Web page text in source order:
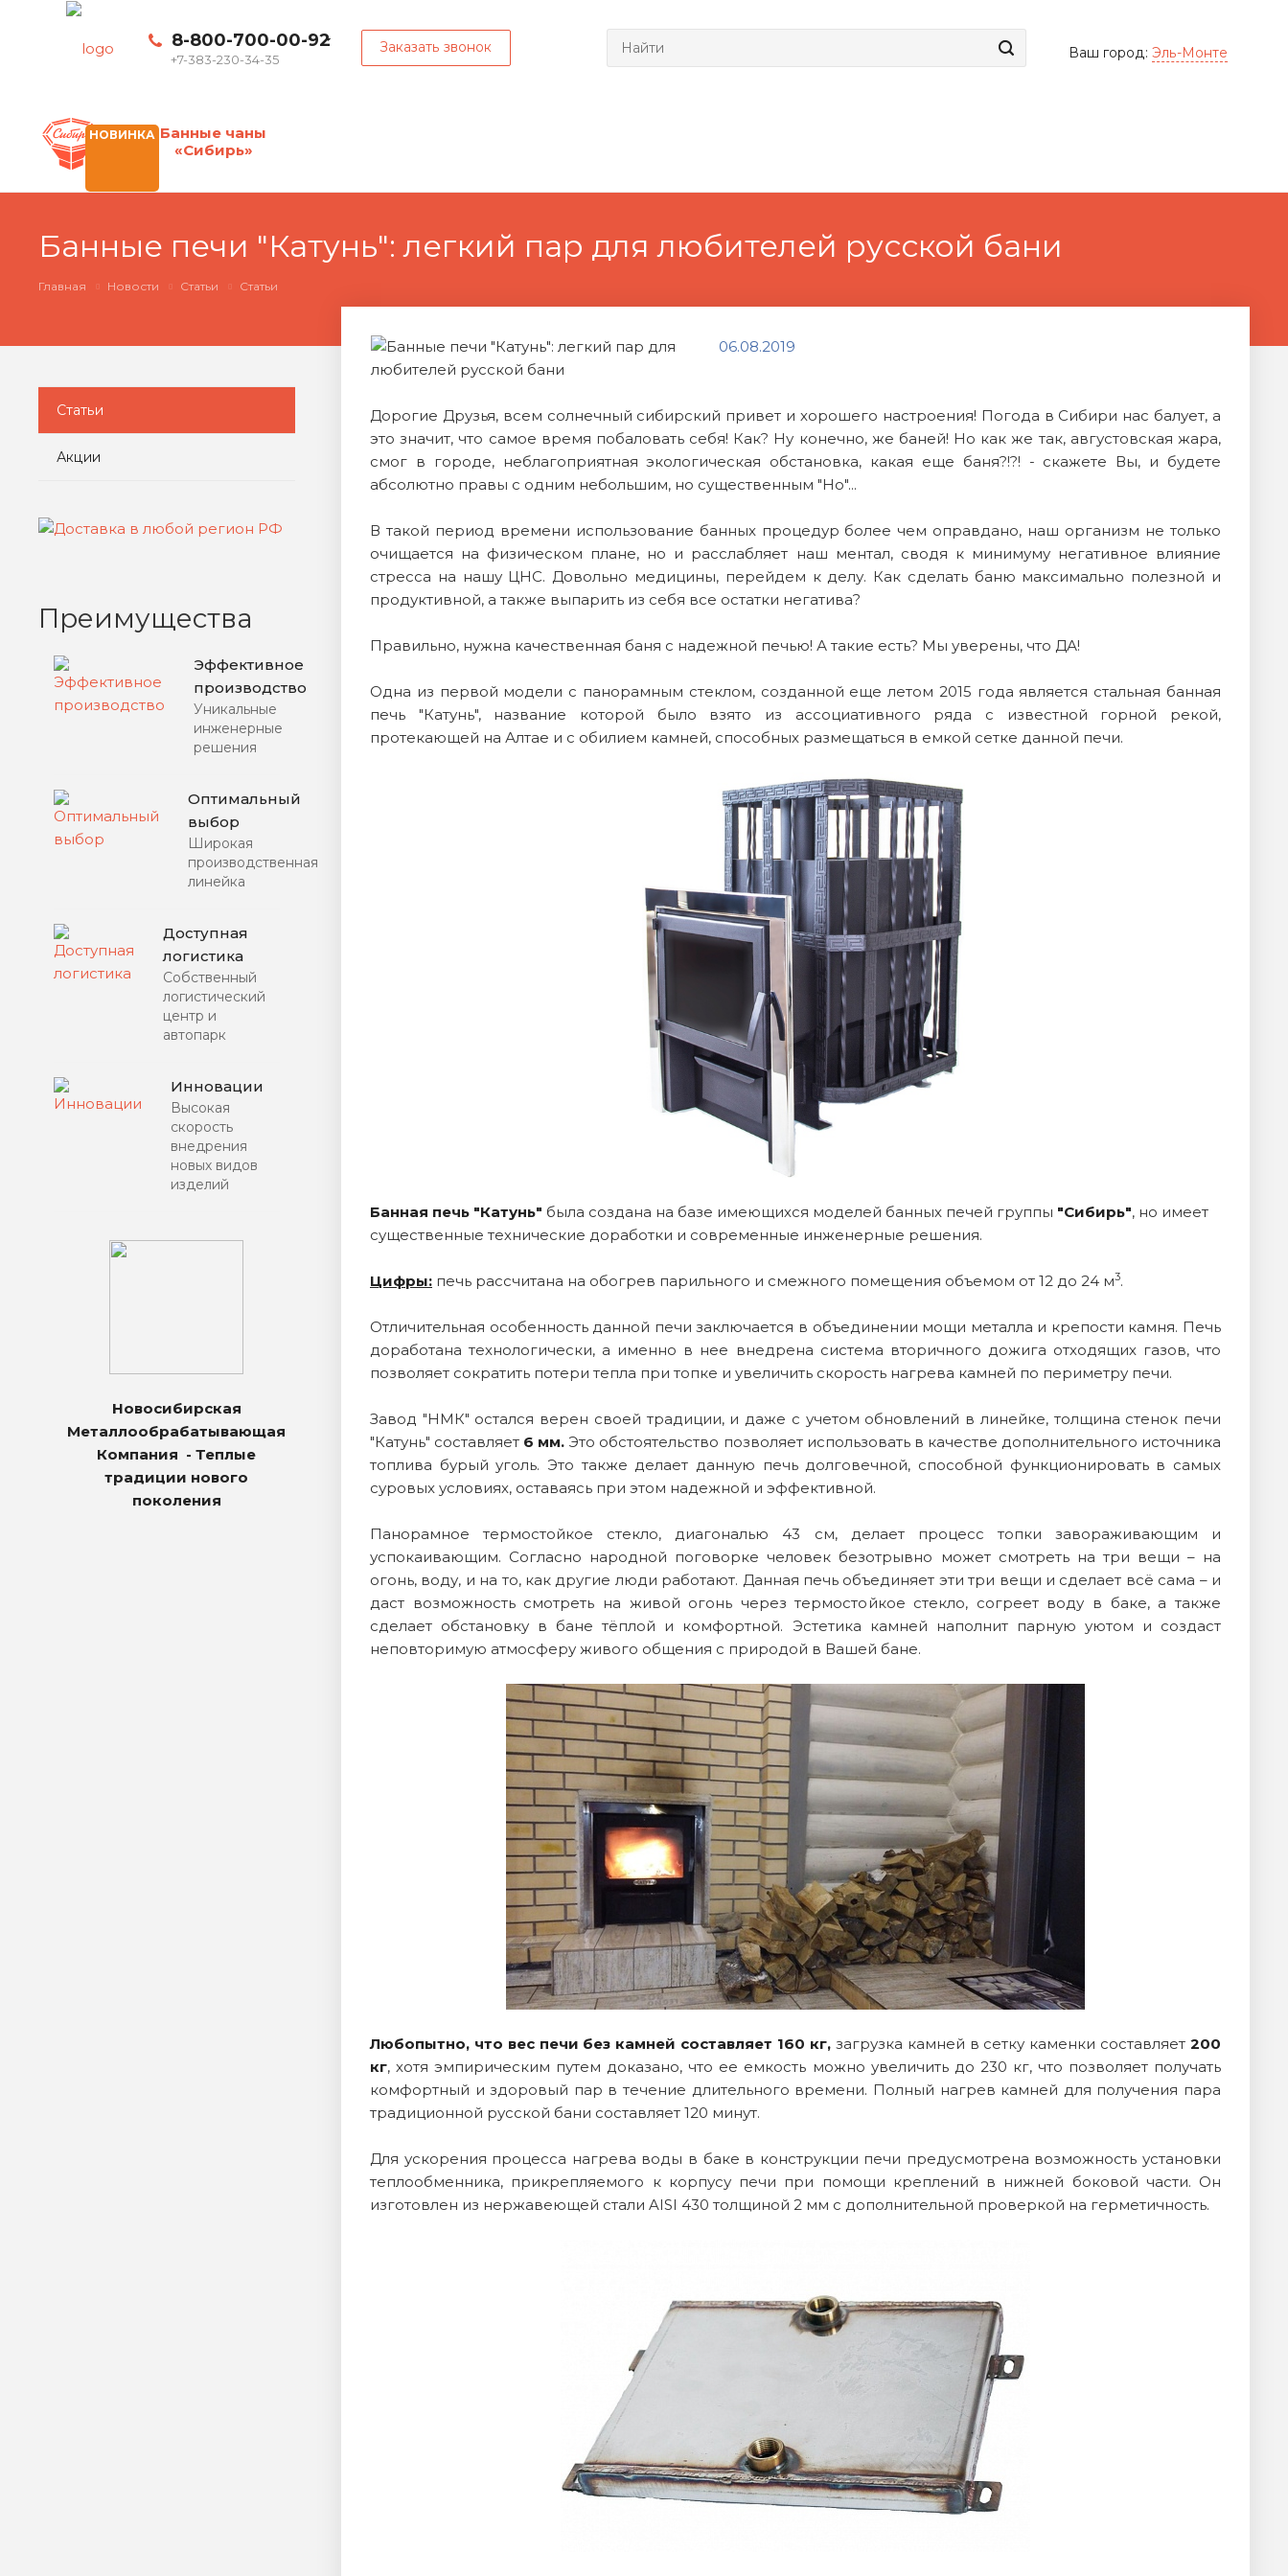
8-800-700-00-92
+7-383-230-34-35
Заказать звонок Ваш город: Эль-Монте
НОВИНКА Банные чаны
«Сибирь»
Банные печи "Катунь": легкий пар для любителей русской бани
Главная Новости Статьи Статьи
06.08.2019
Дорогие Друзья, всем солнечный сибирский привет и хорошего настроения! Погода в Сибири нас балует, а
это значит, что самое время побаловать себя! Как? Ну конечно, же баней! Но как же так, августовская жара,
смог в городе, неблагоприятная экологическая обстановка, какая еще баня?!?! - скажете Вы, и будете
абсолютно правы с одним небольшим, но существенным "Но"...
В такой период времени использование банных процедур более чем оправдано, наш организм не только
очищается на физическом плане, но и расслабляет наш ментал, сводя к минимуму негативное влияние
стресса на нашу ЦНС. Довольно медицины, перейдем к делу. Как сделать баню максимально полезной и
продуктивной, а также выпарить из себя все остатки негатива?
Правильно, нужна качественная баня с надежной печью! А такие есть? Мы уверены, что ДА!
Одна из первой модели с панорамным стеклом, созданной еще летом 2015 года является стальная банная
печь "Катунь", название которой было взято из ассоциативного ряда с известной горной рекой,
протекающей на Алтае и с обилием камней, способных размещаться в емкой сетке данной печи.
Банная печь "Катунь" была создана на базе имеющихся моделей банных печей группы "Сибирь", но имеет
существенные технические доработки и современные инженерные решения.
Цифры: печь рассчитана на обогрев парильного и смежного помещения объемом от 12 до 24 м3.
Отличительная особенность данной печи заключается в объединении мощи металла и крепости камня. Печь
доработана технологически, а именно в нее внедрена система вторичного дожига отходящих газов, что
позволяет сократить потери тепла при топке и увеличить скорость нагрева камней по периметру печи.
Завод "НМК" остался верен своей традиции, и даже с учетом обновлений в линейке, толщина стенок печи
"Катунь" составляет 6 мм. Это обстоятельство позволяет использовать в качестве дополнительного источника
топлива бурый уголь. Это также делает данную печь долговечной, способной функционировать в самых
суровых условиях, оставаясь при этом надежной и эффективной.
Панорамное термостойкое стекло, диагональю 43 см, делает процесс топки завораживающим и
успокаивающим. Согласно народной поговорке человек безотрывно может смотреть на три вещи – на
огонь, воду, и на то, как другие люди работают. Данная печь объединяет эти три вещи и сделает всё сама – и
даст возможность смотреть на живой огонь через термостойкое стекло, согреет воду в баке, а также
сделает обстановку в бане тёплой и комфортной. Эстетика камней наполнит парную уютом и создаст
неповторимую атмосферу живого общения с природой в Вашей бане.
Любопытно, что вес печи без камней составляет 160 кг,загрузка камней в сетку каменки составляет200
кг, хотя эмпирическим путем доказано, что ее емкость можно увеличить до 230 кг, что позволяет получать
комфортный и здоровый пар в течение длительного времени. Полный нагрев камней для получения пара
традиционной русской бани составляет 120 минут.
Для ускорения процесса нагрева воды в баке в конструкции печи предусмотрена возможность установки
теплообменника, прикрепляемого к корпусу печи при помощи креплений в нижней боковой части. Он
изготовлен из нержавеющей стали AISI 430 толщиной 2 мм с дополнительной проверкой на герметичность.
Статьи
Акции
Преимущества
Эффективное
производство
Уникальные
инженерные
решения
Оптимальный
выбор
Широкая
производственная
линейка
Доступная
логистика
Собственный
логистический
центр и
автопарк
Инновации
Высокая
скорость
внедрения
новых видов
изделий
Новосибирская
Металлообрабатывающая
Компания - Теплые
традиции нового
поколения